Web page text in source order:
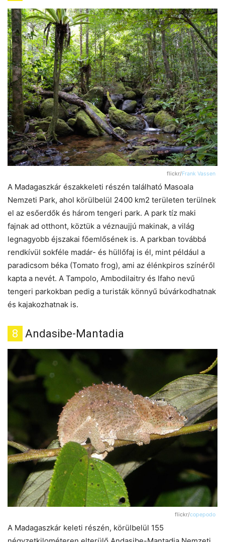
flickr/Frank Vassen
A Madagaszkár északkeleti részén található Masoala
Nemzeti Park, ahol körülbelül 2400 km2 területen terülnek
el az esőerdők és három tengeri park. A park tíz maki
fajnak ad otthont, köztük a véznaujjú makinak, a világ
legnagyobb éjszakai főemlősének is. A parkban továbbá
rendkívül sokféle madár- és hüllőfaj is él, mint például a
paradicsom béka (Tomato frog), ami az élénkpiros színéről
kapta a nevét. A Tampolo, Ambodilaitry és Ifaho nevű
tengeri parkokban pedig a turisták könnyű búvárkodhatnak
és kajakozhatnak is.
8 Andasibe-Mantadia
flickr/copepodo
A Madagaszkár keleti részén, körülbelül 155